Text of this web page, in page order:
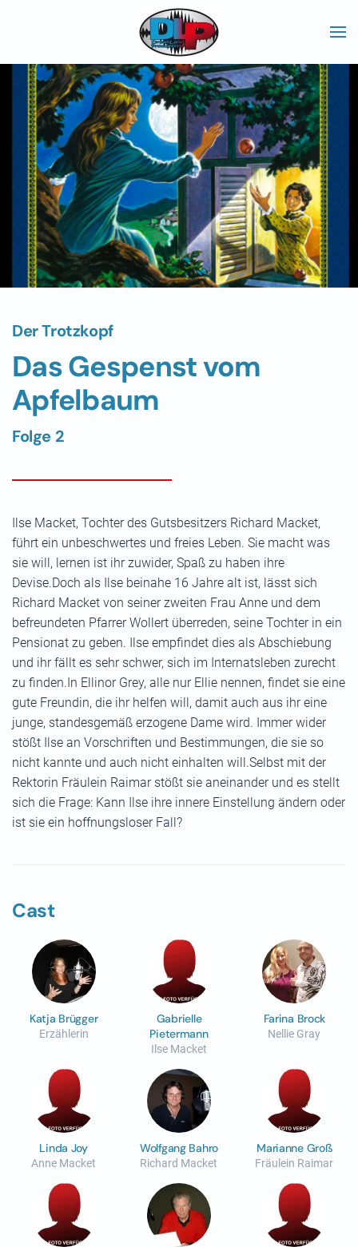
Skip to main content
Der Trotzkopf
Das Gespenst vom
Apfelbaum
Folge 2
Ilse Macket, Tochter des Gutsbesitzers Richard Macket,
führt ein unbeschwertes und freies Leben. Sie macht was
sie will, lernen ist ihr zuwider, Spaß zu haben ihre
Devise.Doch als Ilse beinahe 16 Jahre alt ist, lässt sich
Richard Macket von seiner zweiten Frau Anne und dem
befreundeten Pfarrer Wollert überreden, seine Tochter in ein
Pensionat zu geben. Ilse empfindet dies als Abschiebung
und ihr fällt es sehr schwer, sich im Internatsleben zurecht
zu finden.In Ellinor Grey, alle nur Ellie nennen, findet sie eine
gute Freundin, die ihr helfen will, damit auch aus ihr eine
junge, standesgemäß erzogene Dame wird. Immer wider
stößt Ilse an Vorschriften und Bestimmungen, die sie so
nicht kannte und auch nicht einhalten will.Selbst mit der
Rektorin Fräulein Raimar stößt sie aneinander und es stellt
sich die Frage: Kann Ilse ihre innere Einstellung ändern oder
ist sie ein hoffnungsloser Fall?
Cast
Katja Brügger
Erzählerin
Gabrielle
Pietermann
Ilse Macket
Farina Brock
Nellie Gray
Linda Joy
Anne Macket
Wolfgang Bahro
Richard Macket
Marianne Groß
Fräulein Raimar